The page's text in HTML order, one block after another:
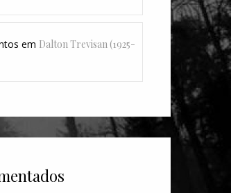
em Dalton Trevisan (1925-